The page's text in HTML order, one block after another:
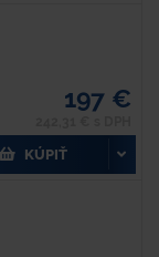
197 €
KÚPIŤ